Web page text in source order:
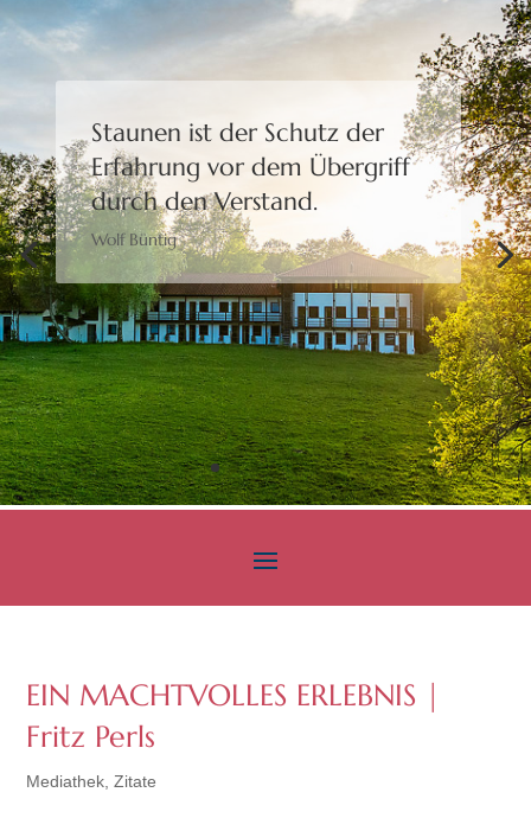
Staunen ist der Schutz der
Erfahrung vor dem Übergriff
durch den Verstand.
Wolf Büntig
EIN MACHTVOLLES ERLEBNIS |
Fritz Perls
Mediathek ,Zitate